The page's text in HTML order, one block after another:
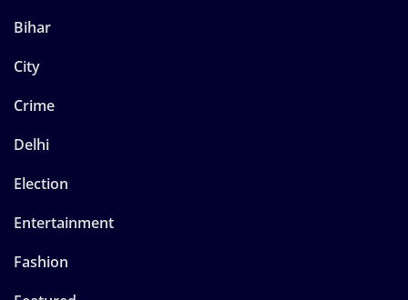
Bihar
City
Crime
Delhi
Election
Entertainment
Fashion